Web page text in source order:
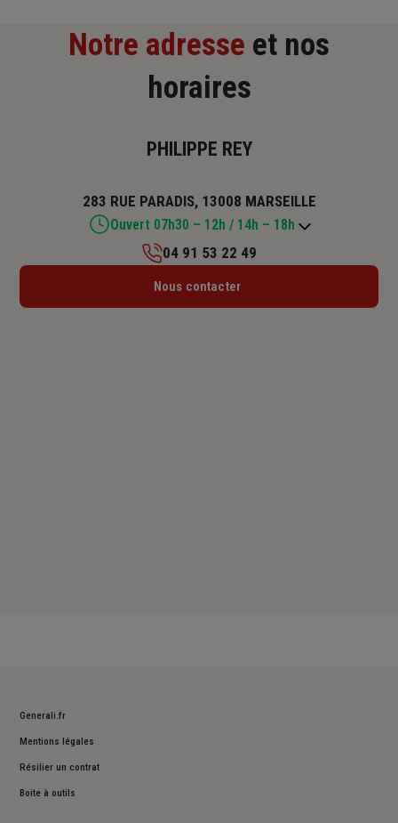
Notre adresse et nos
horaires
PHILIPPE REY
283 RUE PARADIS, 13008 MARSEILLE
Ouvert 07h30 – 12h / 14h – 18h
Lundi : 07h30 – 12h / 14h – 18h
04 91 53 22 49
Nous contacter
Generali.fr
Mentions légales
Résilier un contrat
Boite à outils